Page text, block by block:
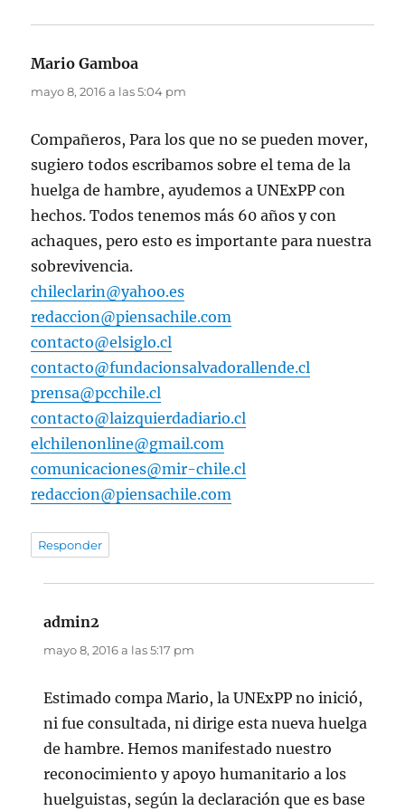
Mario Gamboa
mayo 8, 2016 a las 5:04 pm
Compañeros, Para los que no se pueden mover,
sugiero todos escribamos sobre el tema de la
huelga de hambre, ayudemos a UNExPP con
hechos. Todos tenemos más 60 años y con
achaques, pero esto es importante para nuestra
sobrevivencia.
chileclarin@yahoo.es
redaccion@piensachile.com
contacto@elsiglo.cl
contacto@fundacionsalvadorallende.cl
prensa@pcchile.cl
contacto@laizquierdadiario.cl
elchilenonline@gmail.com
comunicaciones@mir-chile.cl
redaccion@piensachile.com
Responder
admin2
mayo 8, 2016 a las 5:17 pm
Estimado compa Mario, la UNExPP no inició,
ni fue consultada, ni dirige esta nueva huelga
de hambre. Hemos manifestado nuestro
reconocimiento y apoyo humanitario a los
huelguistas, según la declaración que es base